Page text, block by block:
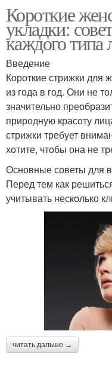
Короткие
укладки:
каждого типа
Введение
Короткие стрижки для
из года в год. Они не
значительно
природную красоту
стрижки требует
хотите, чтобы она не
Основные советы для
Перед тем как
учитывать несколько
читать дальше →